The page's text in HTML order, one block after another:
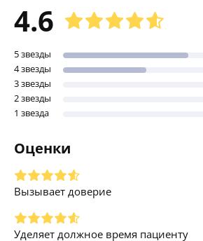
4.6
5 звезды
4 звезды
3 звезды
2 звезды
1 звезда
Оценки
Вызывает доверие
Уделяет должное время пациенту